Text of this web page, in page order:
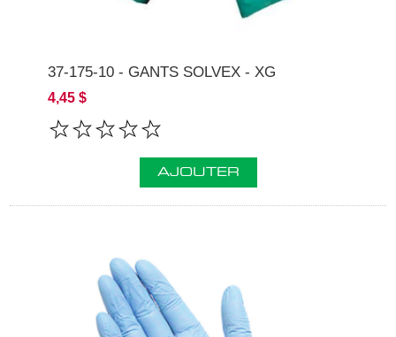
37-175-10 - GANTS SOLVEX - XG
4,45 $
AJOUTER